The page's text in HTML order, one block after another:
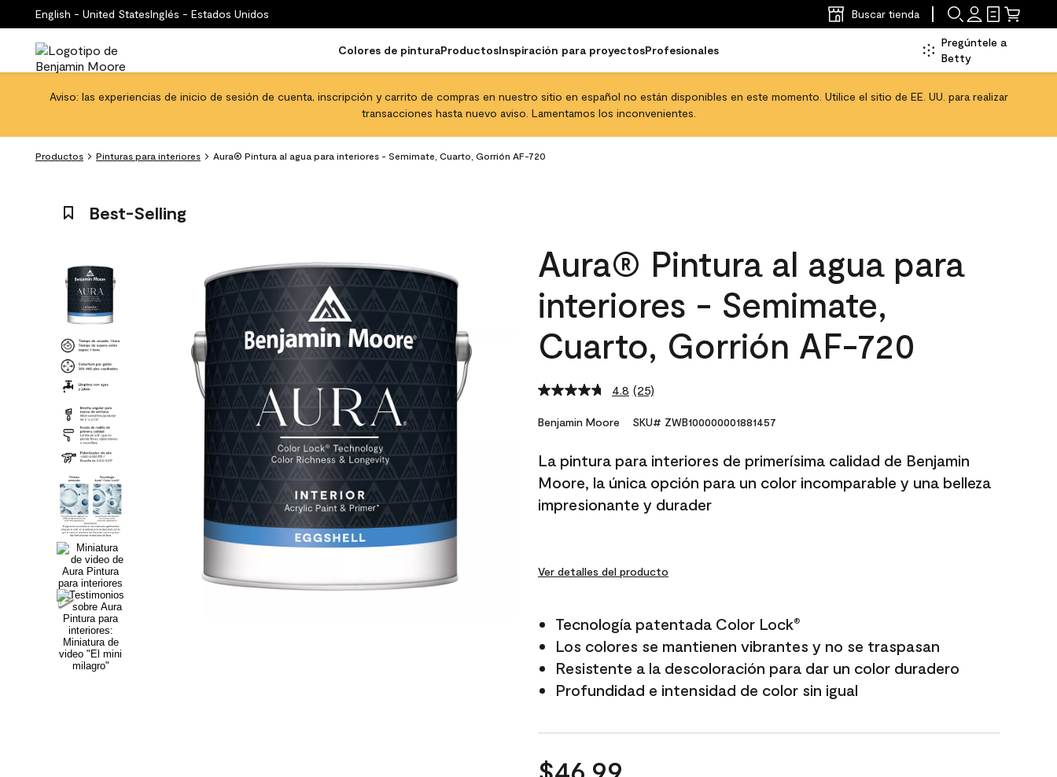
English - United StatesInglés - Estados Unidos Buscar tienda
Colores de pinturaProductosInspiración para proyectosProfesionales
Pregúntele a
Betty
Aviso: las experiencias de inicio de sesión de cuenta, inscripción y carrito de compras en nuestro sitio en español no están disponibles en este momento. Utilice el sitio de EE. UU. para realizar
transacciones hasta nuevo aviso. Lamentamos los inconvenientes.
Productos Pinturas para interiores Aura® Pintura al agua para interiores - Semimate, Cuarto, Gorrión AF-720
Best-Selling
Aura® Pintura al agua para
interiores - Semimate,
Cuarto, Gorrión AF-720
4.8 Read
Reviews.
link.
(25)
Benjamin Moore SKU# ZWB100000001881457
La pintura para interiores de primerísima calidad de Benjamin
Moore, la única opción para un color incomparable y una belleza
impresionante y durader
Ver detalles del producto
Tecnología patentada Color Lock®
Los colores se mantienen vibrantes y no se traspasan
Resistente a la descoloración para dar un color duradero
Profundidad e intensidad de color sin igual
$46.99